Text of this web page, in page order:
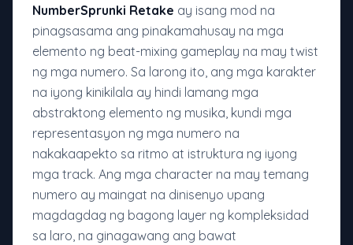
NumberSprunki Retake ay isang mod na
pinagsasama ang pinakamahusay na mga
elemento ng beat-mixing gameplay na may twist
ng mga numero. Sa larong ito, ang mga karakter
na iyong kinikilala ay hindi lamang mga
abstraktong elemento ng musika, kundi mga
representasyon ng mga numero na
nakakaapekto sa ritmo at istruktura ng iyong
mga track. Ang mga character na may temang
numero ay maingat na dinisenyo upang
magdagdag ng bagong layer ng kompleksidad
sa laro, na ginagawang ang bawat